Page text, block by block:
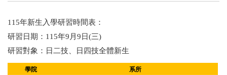
115年新生入學研習時間表：
研習日期：115年9月9日(三)
研習對象：日二技、日四技全體新生
學院
系所